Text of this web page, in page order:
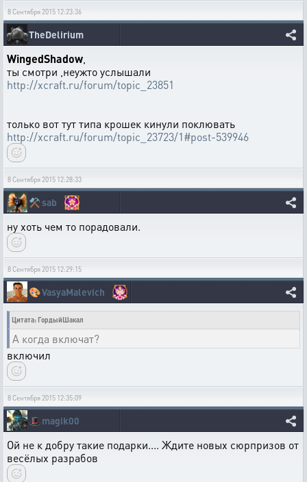
8 Сентября 2015 12:23:36
TheDelirium
WingedShadow
ты смотри ,неужто услышали
http://xcraft.ru/forum/topic_23851
только вот тут типа крошек кинули поклювать
http://xcraft.ru/forum/topic_23723/1#post-539946
8 Сентября 2015 12:28:33
⚒️sab
ну хоть чем то порадовали.
8 Сентября 2015 12:29:15
🎨VasyaMalevich
Цитата: ГордыйШакал
А когда включат?
включил
8 Сентября 2015 12:35:09
🎩magik00
Ой не к добру такие подарки.... Ждите новых сюрпризов от
весёлых разрабов